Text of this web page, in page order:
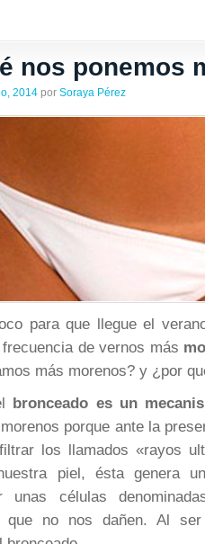
nos ponemos
2014 por Soraya Pérez
para que llegue el
de vernos más
más morenos? y ¿por
bronceado es un
porque ante la
los llamados «rayos
piel, ésta genera
unas células
que no nos dañen. Al